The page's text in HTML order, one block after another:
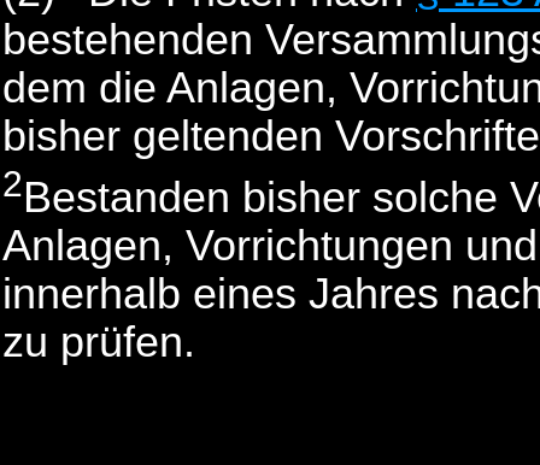
bestehenden
dem die Anlagen,
bisher geltenden
2Bestanden bisher solche
Anlagen, Vorrichtungen
innerhalb eines Jahres
zu prüfen.